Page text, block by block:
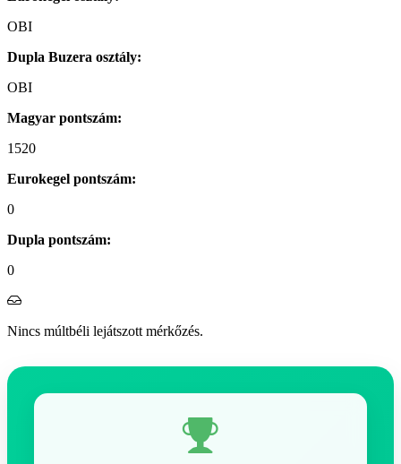
OBI
Dupla Buzera osztály:
OBI
Magyar pontszám:
1520
Eurokegel pontszám:
0
Dupla pontszám:
0
Nincs múltbéli lejátszott mérkőzés.